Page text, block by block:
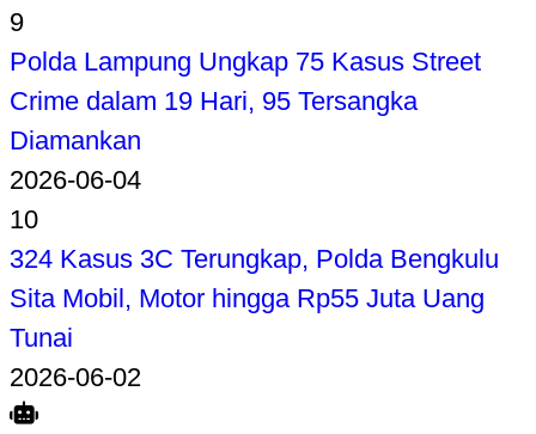
9
Polda Lampung Ungkap 75 Kasus Street
Crime dalam 19 Hari, 95 Tersangka
Diamankan
2026-06-04
10
324 Kasus 3C Terungkap, Polda Bengkulu
Sita Mobil, Motor hingga Rp55 Juta Uang
Tunai
2026-06-02